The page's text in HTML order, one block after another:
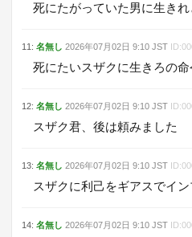
死にたがっていた男に生きれ
11 : 名無し 2026年07月02日 9:10 JST ID:
死にたいスザクに生きろの命
12: 名無し 2026年07月02日 9:10 JST ID:
スザク君、後は頼みました
13: 名無し 2026年07月02日 9:10 JST ID:
スザクに利己をギアスでイン
14: 名無し 2026年07月02日 9:10 JST ID: